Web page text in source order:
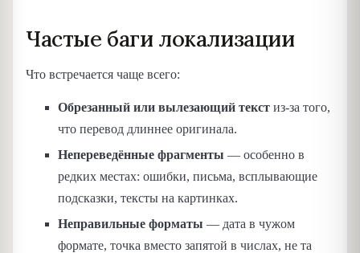
Частые баги локализации
Что встречается чаще всего:
Обрезанный или вылезающий текст из-за того,
что перевод длиннее оригинала.
Непереведённые фрагменты — особенно в
редких местах: ошибки, письма, всплывающие
подсказки, тексты на картинках.
Неправильные форматы — дата в чужом
формате, точка вместо запятой в числах, не та